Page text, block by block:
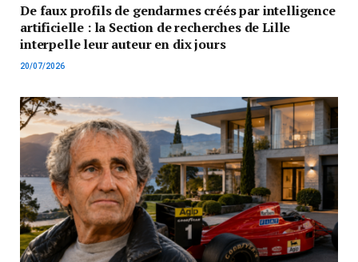
De faux profils de gendarmes créés par intelligence
artificielle : la Section de recherches de Lille
interpelle leur auteur en dix jours
20/07/2026